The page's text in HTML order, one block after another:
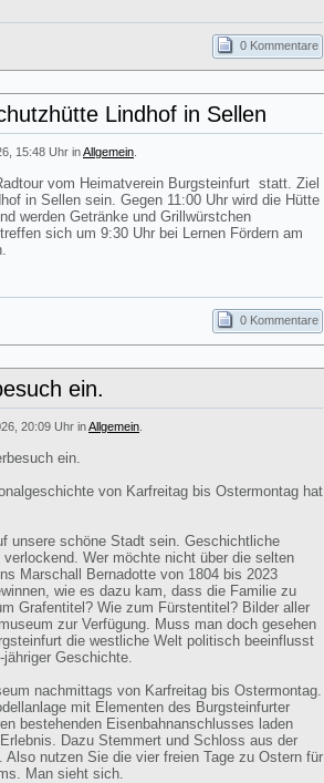
0 Kommentare
Lindhof in Sellen
15:48 Uhr inAllgemein
vom Heimatverein Burgsteinfurt statt. Ziel
in Sellen sein. Gegen 11:00 Uhr wird die Hütte
werden Getränke und Grillwürstchen
sich um 9:30 Uhr bei Lernen Fördern am
0 Kommentare
ein.
20:09 Uhr inAllgemein
ein.
von Karfreitag bis Ostermontag hat
unsere schöne Stadt sein. Geschichtliche
Wer möchte nicht über die selten
Marschall Bernadotte von 1804 bis 2023
wie es dazu kam, dass die Familie zu
Grafentitel? Wie zum Fürstentitel? Bilder aller
zur Verfügung. Muss man doch gesehen
die westliche Welt politisch beeinflusst
Geschichte.
nachmittags von Karfreitag bis Ostermontag.
mit Elementen des Burgsteinfurter
bestehenden Eisenbahnanschlusses laden
Dazu Stemmert und Schloss aus der
nutzen Sie die vier freien Tage zu Ostern für
Man sieht sich.